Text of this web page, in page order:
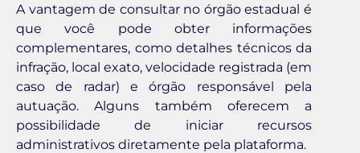
A vantagem de consultar no órgão estadual é
que você pode obter informações
complementares, como detalhes técnicos da
infração, local exato, velocidade registrada (em
caso de radar) e órgão responsável pela
autuação. Alguns também oferecem a
possibilidade de iniciar recursos
administrativos diretamente pela plataforma.